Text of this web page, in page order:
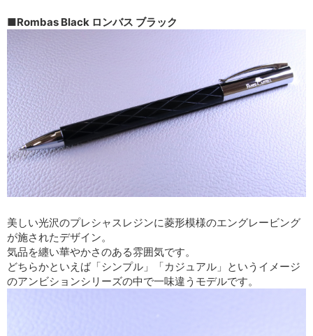
■Rombas Black ロンバス ブラック
美しい光沢のプレシャスレジンに菱形模様のエングレービング
が施されたデザイン。
気品を纏い華やかさのある雰囲気です。
どちらかといえば「シンプル」「カジュアル」というイメージ
のアンビションシリーズの中で一味違うモデルです。